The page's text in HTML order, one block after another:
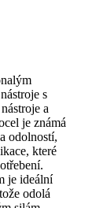
s
a
je známá
odolností,
které
je ideální
odolá